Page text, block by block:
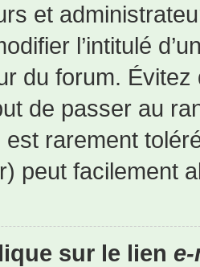
et
l’intitulé
du forum.
de passer au
rarement
peut facilement
sur le lien